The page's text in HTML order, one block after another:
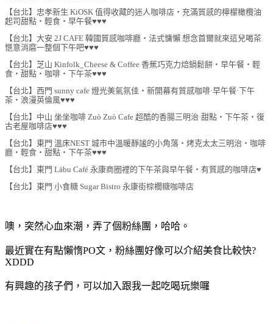
【台北】忠孝新生 KiOSK 值得收藏的迷人咖啡店‧充滿質感的檸檬橄欖油
起司甜點‧輕食‧早午餐♥♥♥
【台北】大安 2J CAFE 韓國質感咖啡廳‧法式慵懶 想念首爾就來這兒喝茶
愜意消磨一整個下午吧♥♥♥
【台北】芝山 Kinfolk_Cheese & Coffee 香蕉巧克力焙鍋鬆餅‧早午餐‧輕
食‧甜點‧咖啡‧下午茶♥♥♥
【台北】西門 sunny cafe 燈光美氣氛佳‧新開幕有質感咖啡·早午餐·下午
茶‧浪漫英倫風♥♥♥
【台北】中山 坐坐咖啡 Zuò Zuò Cafe 超酷的香腸三明治·甜點‧下午茶‧復
古老屋咖啡店♥♥♥
【台北】東門 溫床NEST 城市中溫暖靜謐的小角落‧烤克太太三明治‧咖啡
廳‧輕食‧甜點‧下午茶♥♥♥
【台北】東門 Läbu Café 永康商圈裡的下午茶與早午餐‧有質感的咖啡店♥
【台北】東門 小食糖 Sugar Bistro 永康街棕櫚糖咖啡店
噢，突然心血來潮，弄了個粉絲團，哈哈。
最近實在有點懶惰PO文，粉絲團好像可以介紹美食比較快?
XDDD
有興趣的孩子們，可以加入跟我一起吃喝玩樂囉